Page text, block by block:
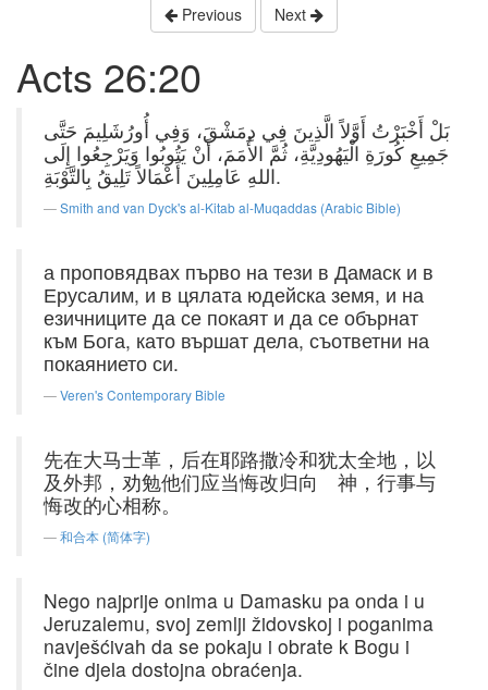
Previous Next
Acts 26:20
بَلْ أَخْبَرْتُ أَوَّلاً الَّذِينَ فِي دِمَشْقَ، وَفِي أُورُشَلِيمَ حَتَّى
جَمِيعِ كُورَةِ الْيَهُودِيَّةِ، ثُمَّ الأُمَمَ، أَنْ يَتُوبُوا وَيَرْجِعُوا إِلَى
اللهِ عَامِلِينَ أَعْمَالاً تَلِيقُ بِالتَّوْبَةِ.
Smith and van Dyck's al-Kitab al-Muqaddas (Arabic Bible)
а проповядвах първо на тези в Дамаск и в
Ерусалим, и в цялата юдейска земя, и на
езичниците да се покаят и да се обърнат
към Бога, като вършат дела, съответни на
покаянието си.
Veren's Contemporary Bible
先在大马士革，后在耶路撒冷和犹太全地，以
及外邦，劝勉他们应当悔改归向 神，行事与
悔改的心相称。
和合本 (简体字)
Nego najprije onima u Damasku pa onda i u
Jeruzalemu, svoj zemlji židovskoj i poganima
navješćivah da se pokaju i obrate k Bogu i
čine djela dostojna obraćenja.